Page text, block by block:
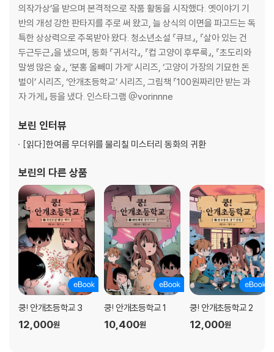
의작가상’을 받으며 본격적으로 작품 활동을 시작했다. 옛이야기 기
반의 개성 강한 판타지를 주로 써 왔고, 늘 상식의 이면을 파고드는 독
특한 상상력으로 주목받아 왔다. 청소년소설 『큐브』, 『살아 있는 건
두근두근』을 냈으며, 동화 『귀서각』, 『컵 고양이 후루룩』, 『초도리와
말썽 많은 숲』, ‘분홍 올빼미 가게’ 시리즈, ‘고양이 가장의 기묘한 돈
벌이’ 시리즈, ‘안개초등학교’ 시리즈, 그림책 『100원짜리만 받는 과
자 가게』 등을 냈다. 인스타그램 @vorinnne
보린 인터뷰
[읽다]한여름 무더위를 물리칠 미스터리 동화의 귀환
보린의 다른 상품
쿵! 안개초등학교 3
12,000원
쿵! 안개초등학교 1
10,400원
쿵! 안개초등학교 2
12,000원